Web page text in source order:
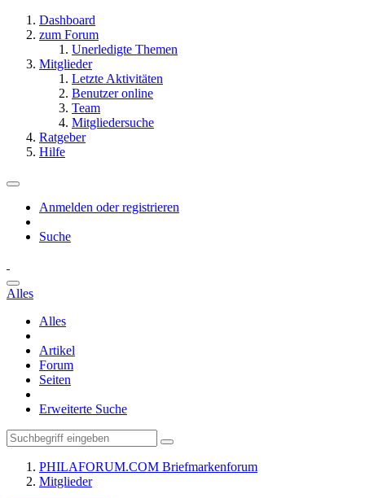
Dashboard
zum Forum
Unerledigte Themen
Mitglieder
Letzte Aktivitäten
Benutzer online
Team
Mitgliedersuche
Ratgeber
Hilfe
Anmelden oder registrieren
Suche
Alles
Alles
Artikel
Forum
Seiten
Erweiterte Suche
PHILAFORUM.COM Briefmarkenforum
Mitglieder